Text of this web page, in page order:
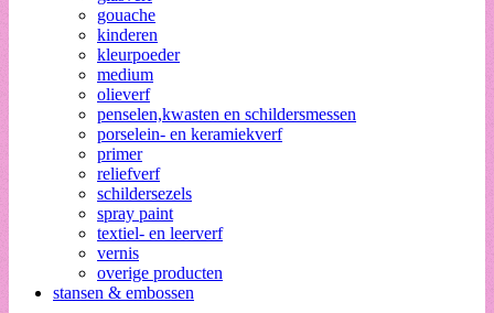
gouache
kinderen
kleurpoeder
medium
olieverf
penselen,kwasten en schildersmessen
porselein- en keramiekverf
primer
reliefverf
schildersezels
spray paint
textiel- en leerverf
vernis
overige producten
stansen & embossen